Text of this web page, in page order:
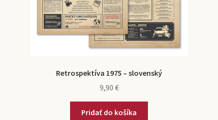
Retrospektíva 1975 – slovenský
9,90 €
Pridať do košíka